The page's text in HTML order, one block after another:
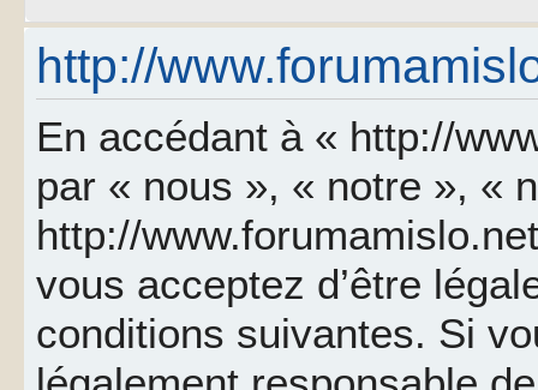
http://
En accédant à « http://
par « nous », « notre », «
http://
vous acceptez d’être
conditions suivantes. Si